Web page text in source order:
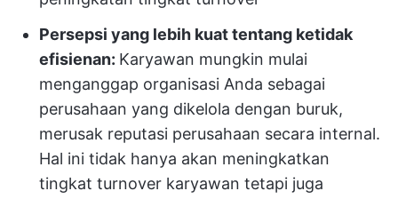
Persepsi yang lebih kuat tentang ketidak
efisienan: Karyawan mungkin mulai
menganggap organisasi Anda sebagai
perusahaan yang dikelola dengan buruk,
merusak reputasi perusahaan secara internal.
Hal ini tidak hanya akan meningkatkan
tingkat turnover karyawan tetapi juga